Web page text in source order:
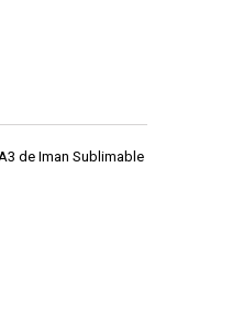
de Iman Sublimable